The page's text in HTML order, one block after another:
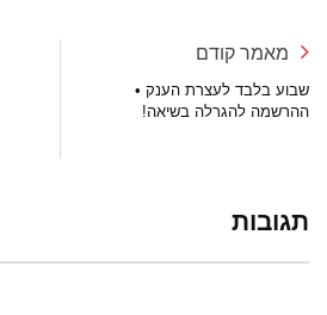
מאמר קודם
שבוע בלבד לעצרת הענק •
ההרשמה להגרלה בשיאה!
תגובות